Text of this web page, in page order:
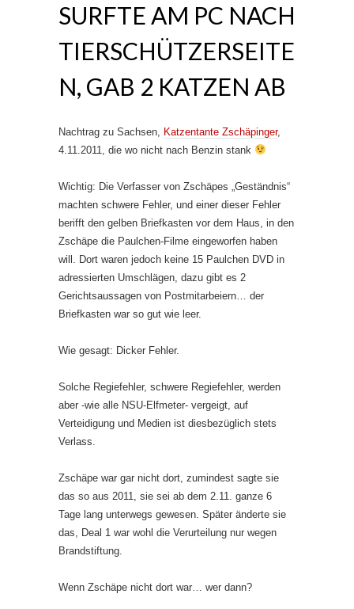
SURFTE AM PC NACH
TIERSCHÜTZERSEITE
N, GAB 2 KATZEN AB
Nachtrag zu Sachsen, Katzentante Zschäpinger,
4.11.2011, die wo nicht nach Benzin stank
Wichtig: Die Verfasser von Zschäpes „Geständnis“
machten schwere Fehler, und einer dieser Fehler
berifft den gelben Briefkasten vor dem Haus, in den
Zschäpe die Paulchen-Filme eingeworfen haben
will. Dort waren jedoch keine 15 Paulchen DVD in
adressierten Umschlägen, dazu gibt es 2
Gerichtsaussagen von Postmitarbeiern… der
Briefkasten war so gut wie leer.
Wie gesagt: Dicker Fehler.
Solche Regiefehler, schwere Regiefehler, werden
aber -wie alle NSU-Elfmeter- vergeigt, auf
Verteidigung und Medien ist diesbezüglich stets
Verlass.
Zschäpe war gar nicht dort, zumindest sagte sie
das so aus 2011, sie sei ab dem 2.11. ganze 6
Tage lang unterwegs gewesen. Später änderte sie
das, Deal 1 war wohl die Verurteilung nur wegen
Brandstiftung.
Wenn Zschäpe nicht dort war… wer dann?